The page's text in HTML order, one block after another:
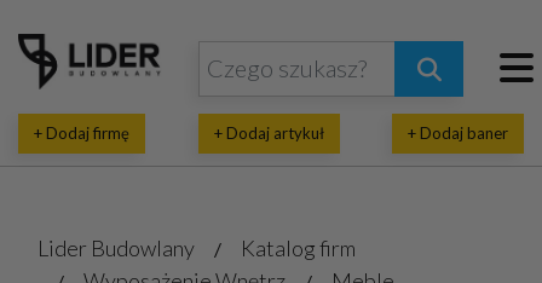
+ Dodaj firmę + Dodaj artykuł + Dodaj baner
Lider Budowlany
Katalog firm